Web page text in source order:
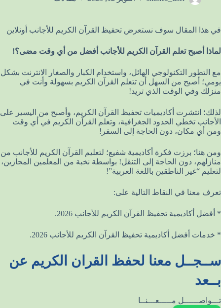
في هذا المقال سوف نستعرض تحفيظ القرآن الكريم للأجانب أونلاين
لماذا أصبح تعلم القرآن الكريم للأجانب أفضل من أي وقت مضى؟!
مع التطور التكنولوجي الهائل، واستخدام الكبار والصغار الانترنت بشكل
يومي؛ أصبح من السهل أن تتعلم القرآن الكريم بسهولة وأنت في
منزلك وفي الوقت الذي تريد!
لذلك؛ انتشرت أكاديميات تحفيظ القرآن الكريم، وأصبح من اليسير على
الأجانب تخطي الحدود الجغرافية، وتعلم القرآن الكريم في أي وقت
ومن أي مكان، دون الحاجة إلى السفر!
ومن هنا؛ برزت فكرة أكاديمية شفيع؛ لتعليم القرآن الكريم للأجانب من
منازلهم، دون الحاجة إلى التنقل! بواسطة نخبة من المعلمين المجازين،
لتعليم “غير الناطقين باللغة العربية”!
تعرف معنا في النقاط التالية على:
* أفضل أكاديمية تحفيظ القرآن الكريم للأجانب 2026.
* خدمات أفضل أكاديمية تحفيظ القرآن الكريم للأجانب 2026.
ســجــل معنا لحفظ القران الكريم عن
بــعد
تـــواصــــــل مـــــعـــنــا